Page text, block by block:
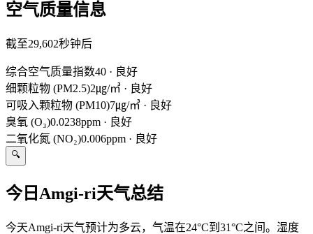
空气质量信息
截至29,602秒钟后
综合空气质量指数40 · 良好
细颗粒物 (PM2.5)2㎍/㎥ · 良好
可吸入颗粒物 (PM10)7㎍/㎥ · 良好
臭氧 (O₃)0.0238ppm · 良好
二氧化氮 (NO₂)0.006ppm · 良好
🔍
今日Amgi-ri天气总结
今天Amgi-ri天气预计为多云，气温在24°C到31°C之间。湿度